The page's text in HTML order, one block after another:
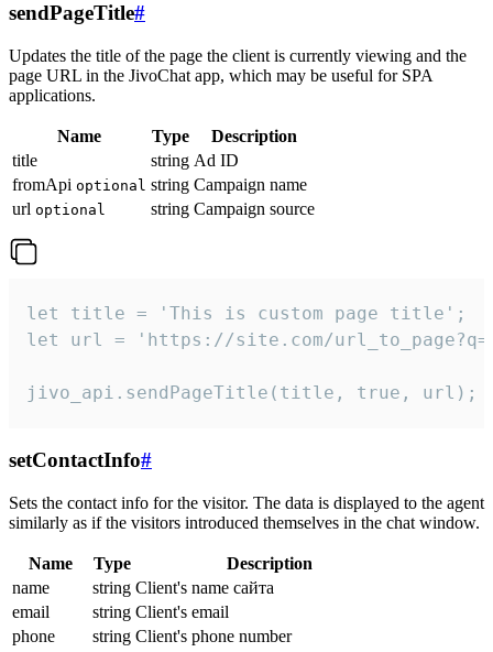
sendPageTitle#
Updates the title of the page the client is currently viewing and the
page URL in the JivoChat app, which may be useful for SPA
applications.
Name Type
Description
title
string Ad ID
fromApi optional string Campaign name
url optional string Campaign source
let title = 'This is custom page title';
let url = 'https://site.com/
jivo_api.sendPageTitle(title, true, url);
setContactInfo#
Sets the contact info for the visitor. The data is displayed to the agent
similarly as if the visitors introduced themselves in the chat window.
Name Type
Description
name
string Client's name сайта
email
string Client's email
phone
string Client's phone number